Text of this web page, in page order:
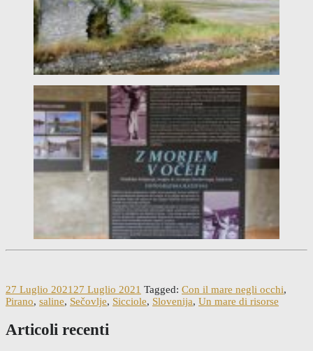
27 Luglio 202127 Luglio 2021 Tagged: Con il mare negli occhi,
Pirano, saline, Sečovlje, Sicciole, Slovenija, Un mare di risorse
Articoli recenti